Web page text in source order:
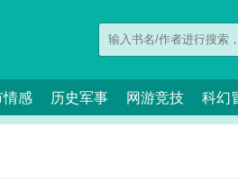
感 历史军事 网游竞技 科幻